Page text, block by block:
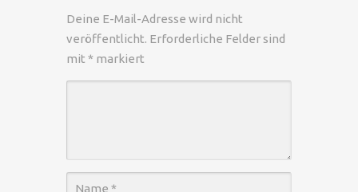
Deine E-Mail-Adresse wird nicht
veröffentlicht. Erforderliche Felder sind
mit * markiert